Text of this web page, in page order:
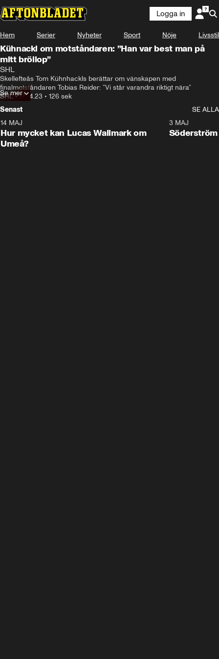
Logga in
Hem Serier Nyheter Sport Nöje Livsstil
Kühnackl om motståndaren: ”Han var best man på
mitt bröllop”
SHL
Skellefteås Tom Kühnhackls berättar om vänskapen med
finalmotståndaren Tobias Reider: ”Vi står varandra riktigt nära”
SHL•17.04.23 • 126 sek
Se mer
Senast
SE ALLA
Plus
14 MAJ
Hur mycket kan Lucas Wallmark om
Umeå?
3 MAJ